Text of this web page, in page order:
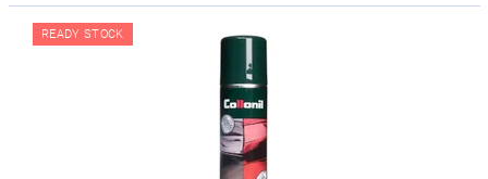
READY STOCK